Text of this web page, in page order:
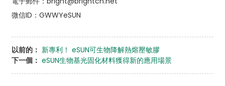
微信ID：GWWYeSUN
以前的： 新專利！ eSUN可生物降解熱熔壓敏膠
下一個： eSUN生物基光固化材料獲得新的應用場景